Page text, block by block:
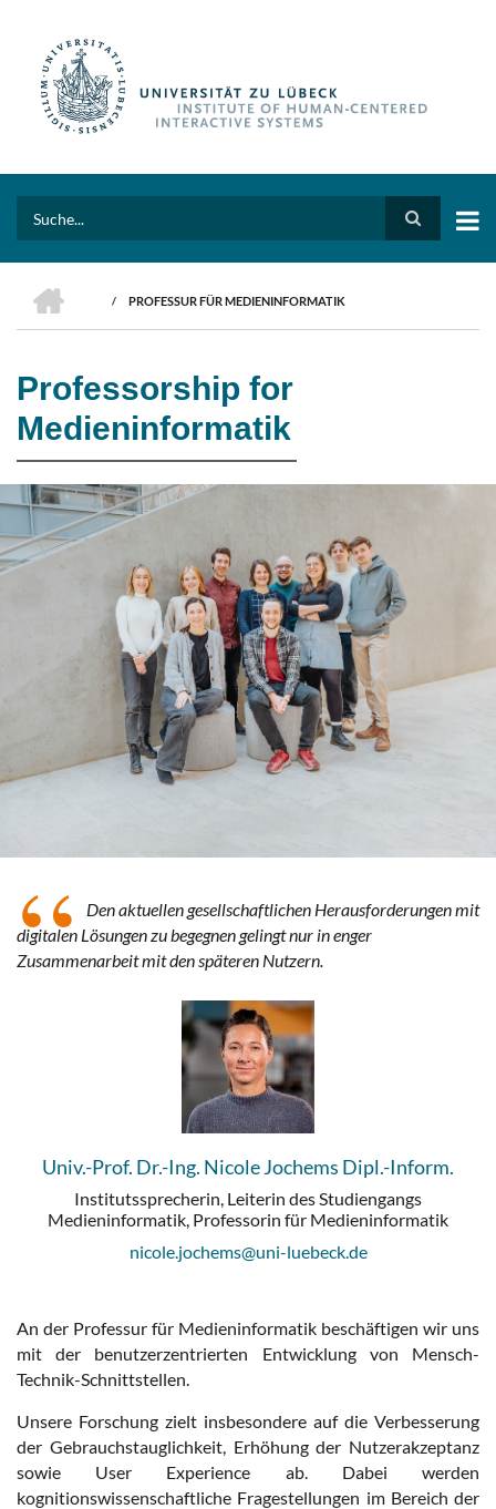
content
BREADCRUMB
/ PROFESSUR FÜR MEDIENINFORMATIK
Professorship for
Medieninformatik
“ Den aktuellen gesellschaftlichen Herausforderungen mit
digitalen Lösungen zu begegnen gelingt nur in enger
Zusammenarbeit mit den späteren Nutzern.
Univ.-Prof. Dr.-Ing. Nicole Jochems Dipl.-Inform.
Institutssprecherin, Leiterin des Studiengangs
Medieninformatik, Professorin für Medieninformatik
nicole.jochems@uni-luebeck.de
An der Professur für Medieninformatik beschäftigen wir uns
mit der benutzerzentrierten Entwicklung von Mensch-
Technik-Schnittstellen.
Unsere Forschung zielt insbesondere auf die Verbesserung
der Gebrauchstauglichkeit, Erhöhung der Nutzerakzeptanz
sowie User Experience ab. Dabei werden
kognitionswissenschaftliche Fragestellungen im Bereich der